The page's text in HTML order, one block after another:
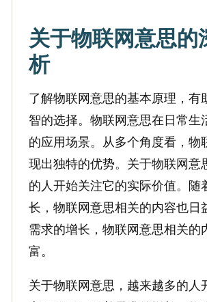
关于物联网意思的
析
了解物联网意思的基本原理，有
智的选择。物联网意思在日常生
的应用场景。从多个角度看，物
现出独特的优势。关于物联网意
的人开始关注它的实际价值。随
长，物联网意思相关的内容也日
需求的增长，物联网意思相关的
富。
关于物联网意思，越来越多的人